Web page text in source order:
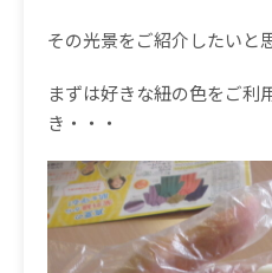
その光景をご紹介したいと
まずは好きな紐の色をご利
き・・・